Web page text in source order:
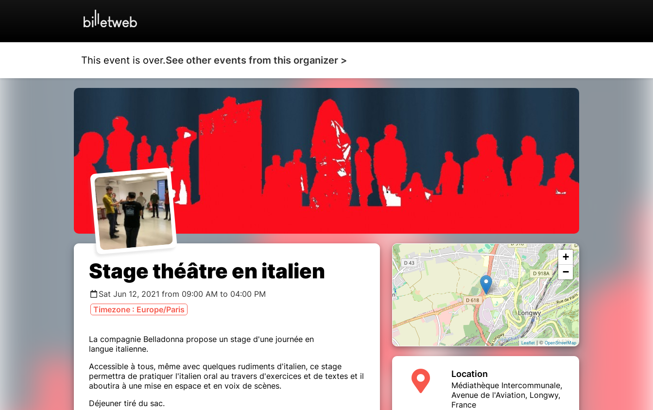
This event is over.See other events from this organizer >
Stage théâtre en italien
Sat Jun 12, 2021 from 09:00 AM to 04:00 PM
Timezone : Europe/Paris
La compagnie Belladonna propose un stage d'une journée en
langue italienne.
Accessible à tous, même avec quelques rudiments d'italien, ce stage
permettra de pratiquer l'italien oral au travers d'exercices et de textes et il
aboutira à une mise en espace et en voix de scènes.
Déjeuner tiré du sac.
+
−
Leaflet | © OpenStreetMap
Location
Médiathèque Intercommunale,
Avenue de l'Aviation, Longwy,
France